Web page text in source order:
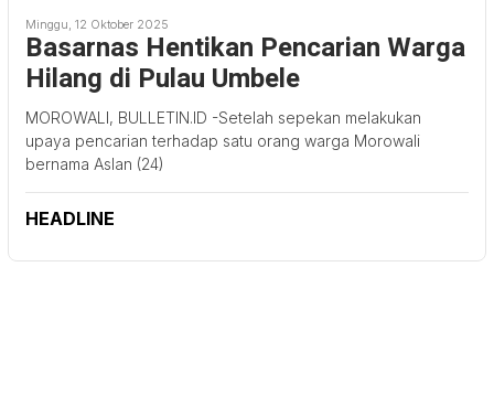
Minggu, 12 Oktober 2025
Basarnas Hentikan Pencarian Warga
Hilang di Pulau Umbele
MOROWALI, BULLETIN.ID -Setelah sepekan melakukan
upaya pencarian terhadap satu orang warga Morowali
bernama Aslan (24)
HEADLINE